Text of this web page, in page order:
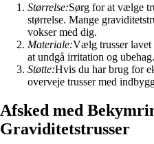
Størrelse:Sørg for at vælge
størrelse. Mange
vokser med dig.
Materiale:Vælg trusser lavet
at undgå irritation og ubehag.
Støtte:Hvis du har brug for
overveje trusser med
Afsked med
Graviditetstrusser